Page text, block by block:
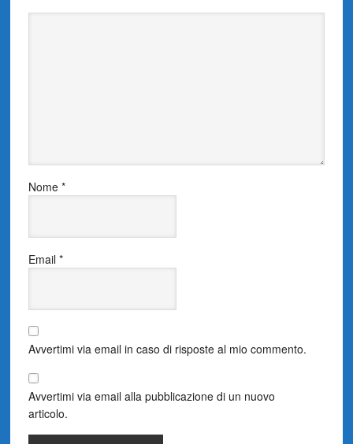
Nome *
Email *
Avvertimi via email in caso di risposte al mio commento.
Avvertimi via email alla pubblicazione di un nuovo
articolo.